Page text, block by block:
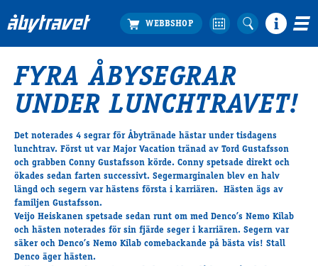
Köp biljett
Travprogrammet
Bra att veta
Restauranger
Catering by Lyon
Hotell nära oss
Nybörjar­guide
Presentkort
Tävlingsdagar
FYRA ÅBYSEGRAR
UNDER LUNCHTRAVET!
Det noterades 4 segrar för Åbytränade hästar under tisdagens
lunchtrav. Först ut var Major Vacation tränad av Tord Gustafsson
och grabben Conny Gustafsson körde. Conny spetsade direkt och
ökades sedan farten successivt. Segermarginalen blev en halv
längd och segern var hästens första i karriären. Hästen ägs av
familjen Gustafsson.
Veijo Heiskanen spetsade sedan runt om med Denco’s Nemo Kilab
och hästen noterades för sin fjärde seger i karriären. Segern var
säker och Denco’s Nemo Kilab comebackande på bästa vis! Stall
Denco äger hästen.